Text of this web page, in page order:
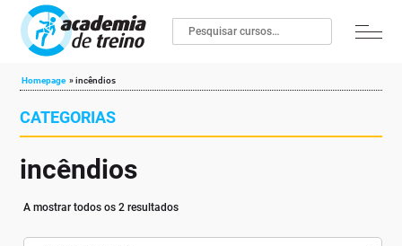
Homepage »incêndios
CATEGORIAS
incêndios
A mostrar todos os 2 resultados